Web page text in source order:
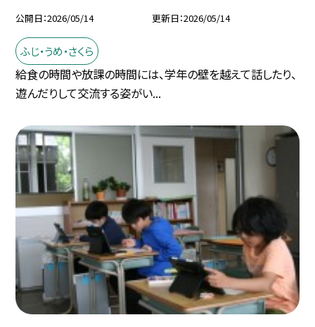
公開日 2026/05/14 更新日 2026/05/14
ふじ・うめ・さくら
給食の時間や放課の時間には、学年の壁を越えて話したり、
遊んだりして交流する姿がい...